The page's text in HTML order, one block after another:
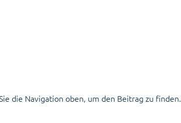
die Navigation oben, um den Beitrag zu finden.